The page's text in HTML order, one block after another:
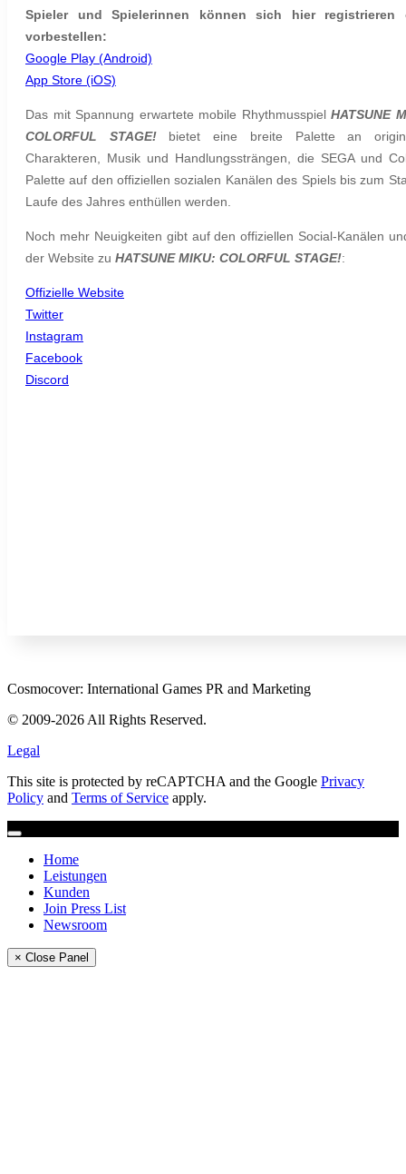
Spieler und Spielerinnen können sich hier registrieren
vorbestellen:
Google Play (Android)
App Store (iOS)
Das mit Spannung erwartete mobile RhythmusspielHATSUNE
COLORFUL STAGE!bietet eine breite Palette an
Charakteren, Musik und Handlungssträngen, die SEGA und
Palette auf den offiziellen sozialen Kanälen des Spiels bis zum
Laufe des Jahres enthüllen werden.
Noch mehr Neuigkeiten gibt auf den offiziellen Social-Kanälen
der Website zu HATSUNE MIKU: COLORFUL STAGE!:
Offizielle Website
Twitter
Instagram
Facebook
Discord
Cosmocover: International Games PR and Marketing
© 2009-2026 All Rights Reserved.
Legal
This site is protected by reCAPTCHA and the Google Privacy
Policy and Terms of Service apply.
Home
Leistungen
Kunden
Join Press List
Newsroom
× Close Panel